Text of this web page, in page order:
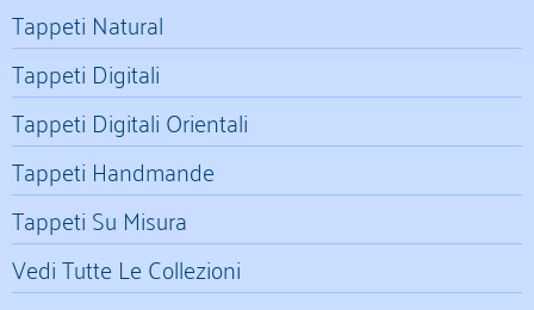
Tappeti Natural
Tappeti Digitali
Tappeti Digitali Orientali
Tappeti Handmande
Tappeti Su Misura
Vedi Tutte Le Collezioni